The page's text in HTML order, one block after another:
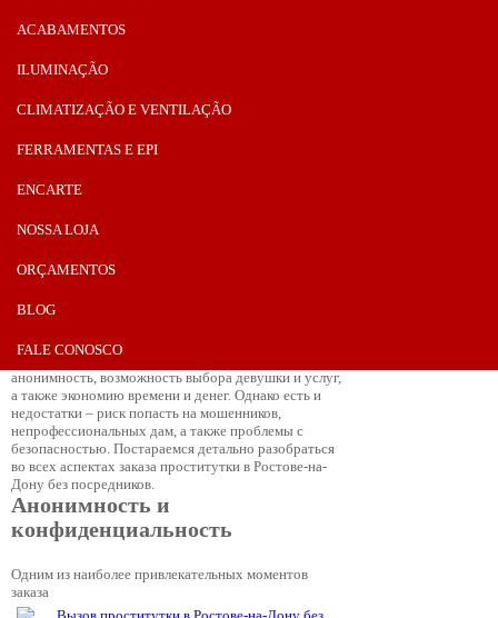
ACABAMENTOS
ILUMINAÇÃO
CLIMATIZAÇÃO E VENTILAÇÃO
FERRAMENTAS E EPI
ENCARTE
NOSSA LOJA
ORÇAMENTOS
BLOG
FALE CONOSCO
постоянной спешки и стресса современного
обращаться к проституткам. Интересно, что с
услугой проституции стало намного легче
воспользоваться без посредников. Этот шаг
конфиденциальность, а также сэкономить время.
учитывать при вызове проститутки в Ростове-на-
Преимущества и недостатки
диспетчера
диспетчера, имеет свои плюсы и минусы. Среди
главных преимуществ стоит выделить полную
анонимность, возможность выбора девушки и услуг,
а также экономию времени и денег. Однако есть и
недостатки – риск попасть на мошенников,
непрофессиональных дам, а также проблемы с
безопасностью. Постараемся детально разобраться
во всех аспектах заказа проститутки в Ростове-на-
Дону без посредников.
Анонимность и
конфиденциальность
Одним из наиболее привлекательных моментов
заказа